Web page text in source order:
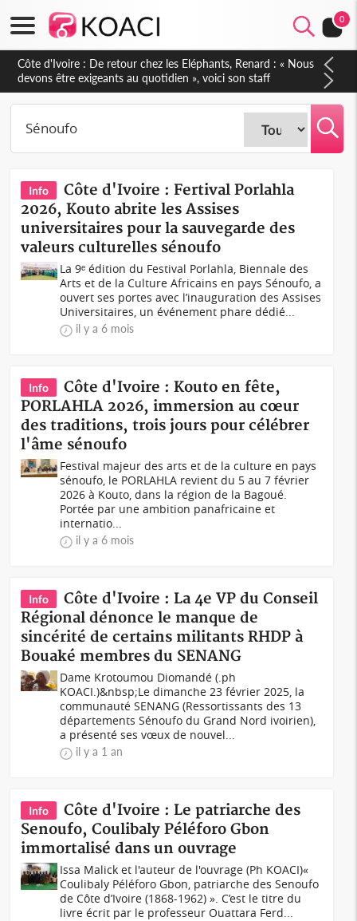
0
Côte d'Ivoire : 66e anniversaire de l'Indépendance, les Forces
de Défense et de Sécurité affichent leur puissance et
réaffirment leur engagement envers la Nation
Info
Côte d'Ivoire : Fertival Porlahla
2026, Kouto abrite les Assises
universitaires pour la sauvegarde des
valeurs culturelles sénoufo
La 9ᵉ édition du Festival Porlahla, Biennale des
Arts et de la Culture Africains en pays Sénoufo, a
ouvert ses portes avec l’inauguration des Assises
Universitaires, un événement phare dédié...
il y a 6 mois
Info
Côte d'Ivoire : Kouto en fête,
PORLAHLA 2026, immersion au cœur
des traditions, trois jours pour célébrer
l'âme sénoufo
Festival majeur des arts et de la culture en pays
sénoufo, le PORLAHLA revient du 5 au 7 février
2026 à Kouto, dans la région de la Bagoué.
Portée par une ambition panafricaine et
internatio...
il y a 6 mois
Info
Côte d'Ivoire : La 4e VP du Conseil
Régional dénonce le manque de
sincérité de certains militants RHDP à
Bouaké membres du SENANG
Dame Krotoumou Diomandé (.ph
KOACI.)&nbsp;Le dimanche 23 février 2025, la
communauté SENANG (Ressortissants des 13
départements Sénoufo du Grand Nord ivoirien),
a présenté ses vœux de nouvel...
il y a 1 an
Info
Côte d'Ivoire : Le patriarche des
Senoufo, Coulibaly Péléforo Gbon
immortalisé dans un ouvrage
Issa Malick et l'auteur de l'ouvrage (Ph KOACI)«
Coulibaly Péléforo Gbon, patriarche des Senoufo
de Côte d’Ivoire (1868-1962) ». C’est le titre du
livre écrit par le professeur Ouattara Ferd...